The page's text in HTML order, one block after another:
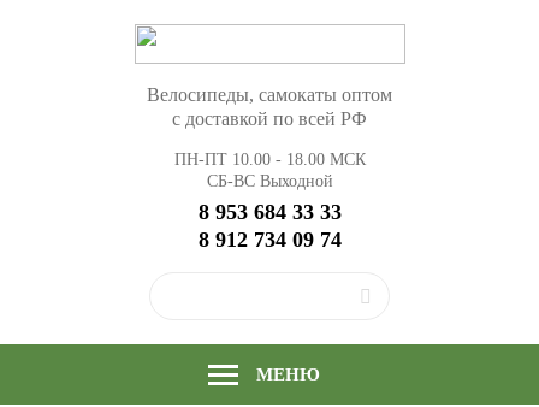
Велосипеды, самокаты оптом
с доставкой по всей РФ
ПН-ПТ 10.00 - 18.00 МСК
СБ-ВС Выходной
8 953 684 33 33
8 912 734 09 74
МЕНЮ